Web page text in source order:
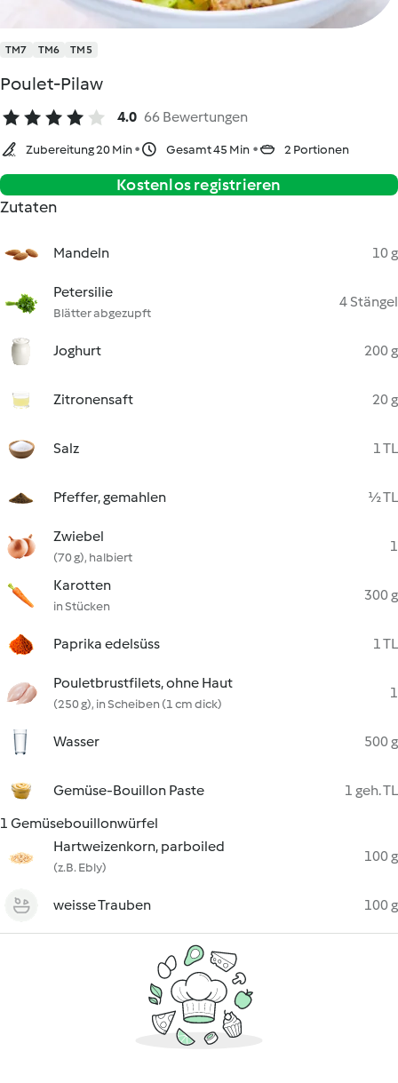
TM7 TM6 TM5
Poulet-Pilaw
4.0 66 Bewertungen
Zubereitung 20 Min Gesamt 45 Min 2 Portionen
Kostenlos registrieren
Zutaten
Mandeln 10 g
Petersilie
Blätter abgezupft
4 Stängel
Joghurt 200 g
Zitronensaft 20 g
Salz 1 TL
Pfeffer, gemahlen ½ TL
Zwiebel
(70 g), halbiert
1
Karotten
in Stücken
300 g
Paprika edelsüss 1 TL
Pouletbrustfilets, ohne Haut
(250 g), in Scheiben (1 cm dick)
1
Wasser 500 g
Gemüse-Bouillon Paste
1 geh. TL
1 Gemüsebouillonwürfel
Hartweizenkorn, parboiled
(z.B. Ebly)
100 g
weisse Trauben 100 g